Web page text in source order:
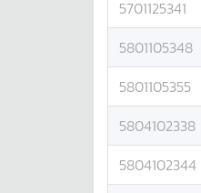
5701125341
5801105348
5801105355
5804102338
5804102344